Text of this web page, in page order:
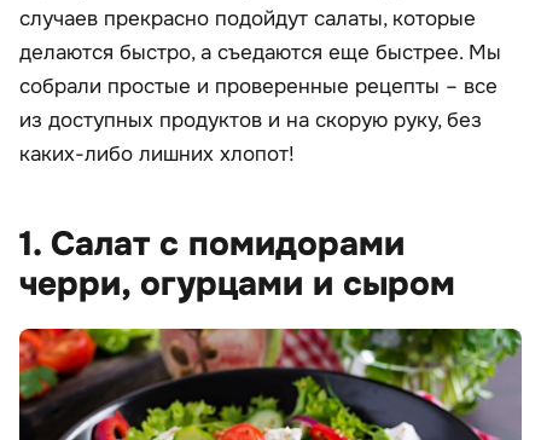
случаев прекрасно подойдут салаты, которые
делаются быстро, а съедаются еще быстрее. Мы
собрали простые и проверенные рецепты – все
из доступных продуктов и на скорую руку, без
каких-либо лишних хлопот!
1. Салат с помидорами
черри, огурцами и сыром